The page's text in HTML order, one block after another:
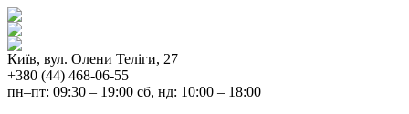
Київ, вул. Олени Теліги, 27
+380 (44) 468-06-55
пн–пт: 09:30 – 19:00 сб, нд: 10:00 – 18:00